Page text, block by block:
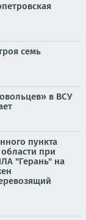
семь
в ВСУ
пункта
при
"Герань" на